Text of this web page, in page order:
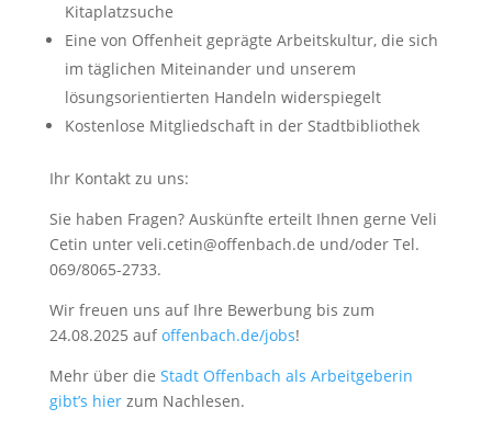
Kitaplatzsuche
Eine von Offenheit geprägte Arbeitskultur, die sich
im täglichen Miteinander und unserem
lösungsorientierten Handeln widerspiegelt
Kostenlose Mitgliedschaft in der Stadtbibliothek
Ihr Kontakt zu uns:
Sie haben Fragen? Auskünfte erteilt Ihnen gerne Veli
Cetin unter veli.cetin@offenbach.de und/oder Tel.
069/8065-2733.
Wir freuen uns auf Ihre Bewerbung bis zum
24.08.2025 aufoffenbach.de/jobs!
Mehr über die Stadt Offenbach als Arbeitgeberin
gibt’s hierzum Nachlesen.